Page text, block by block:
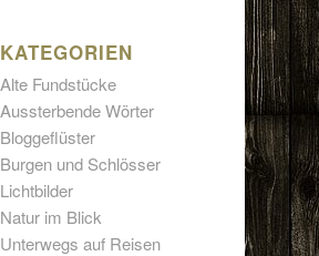
KATEGORIEN
Alte Fundstücke
Aussterbende Wörter
Bloggeflüster
Burgen und Schlösser
Lichtbilder
Natur im Blick
Unterwegs auf Reisen